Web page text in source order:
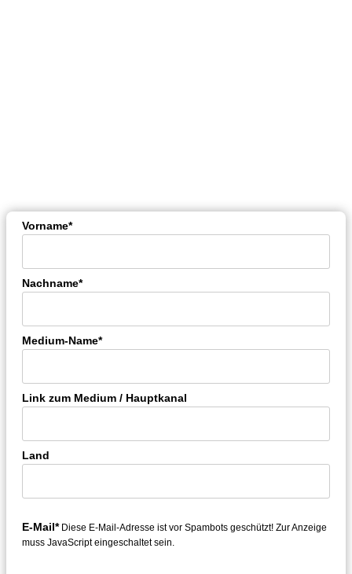
Vorname*
Nachname*
Medium-Name*
Link zum Medium / Hauptkanal
Land
E-Mail* Diese E-Mail-Adresse ist vor Spambots geschützt! Zur Anzeige
muss JavaScript eingeschaltet sein.